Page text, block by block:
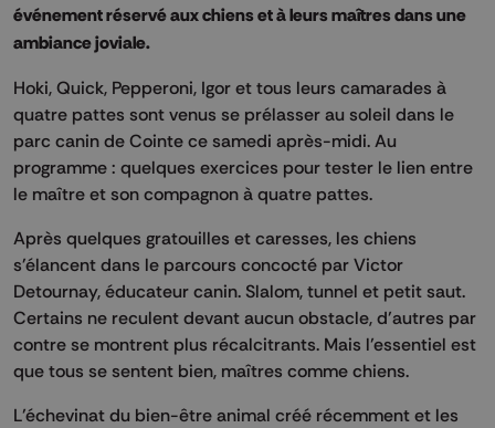
événement réservé aux chiens et à leurs maîtres dans une
ambiance joviale.
Hoki, Quick, Pepperoni, Igor et tous leurs camarades à
quatre pattes sont venus se prélasser au soleil dans le
parc canin de Cointe ce samedi après-midi. Au
programme : quelques exercices pour tester le lien entre
le maître et son compagnon à quatre pattes.
Après quelques gratouilles et caresses, les chiens
s'élancent dans le parcours concocté par Victor
Detournay, éducateur canin. Slalom, tunnel et petit saut.
Certains ne reculent devant aucun obstacle, d’autres par
contre se montrent plus récalcitrants. Mais l’essentiel est
que tous se sentent bien, maîtres comme chiens.
L’échevinat du bien-être animal créé récemment et les